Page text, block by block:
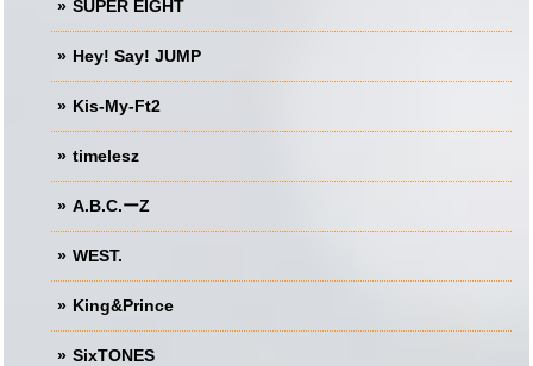
SUPER EIGHT
Hey! Say! JUMP
Kis-My-Ft2
timelesz
A.B.C.ーZ
WEST.
King&Prince
SixTONES